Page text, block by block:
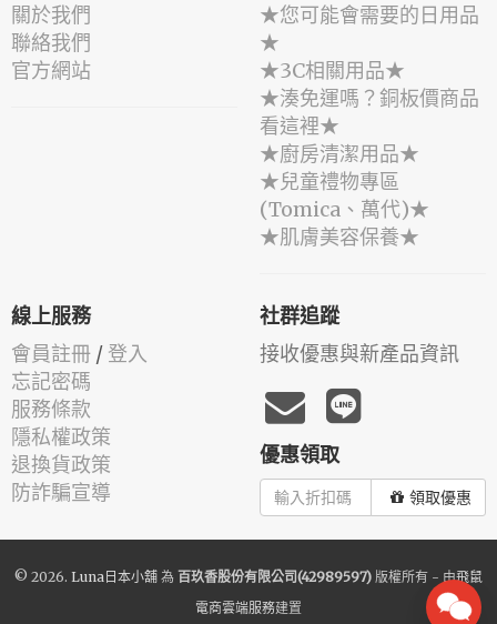
關於我們
聯絡我們
官方網站
★您可能會需要的日用品
★
★3C相關用品★
★湊免運嗎？銅板價商品
看這裡★
★廚房清潔用品★
★兒童禮物專區
(Tomica、萬代)★
★肌膚美容保養★
線上服務
會員註冊 / 登入
忘記密碼
服務條款
隱私權政策
退換貨政策
防詐騙宣導
社群追蹤
接收優惠與新產品資訊
優惠領取
領取優惠
© 2026. Luna日本小舖 為 百玖香股份有限公司(42989597) 版權所有 - 由飛鼠
電商雲端服務建置